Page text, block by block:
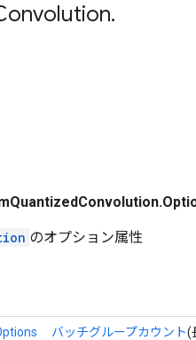
.
のオプション属性
バッチグループカウント(